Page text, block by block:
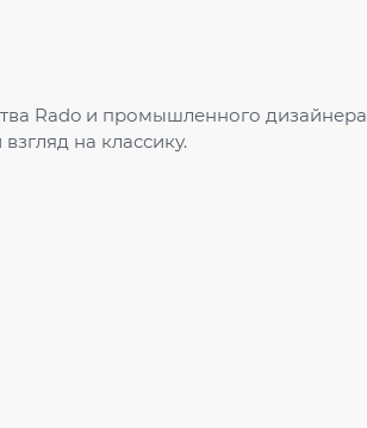
Rado и промышленного дизайнера
на классику.